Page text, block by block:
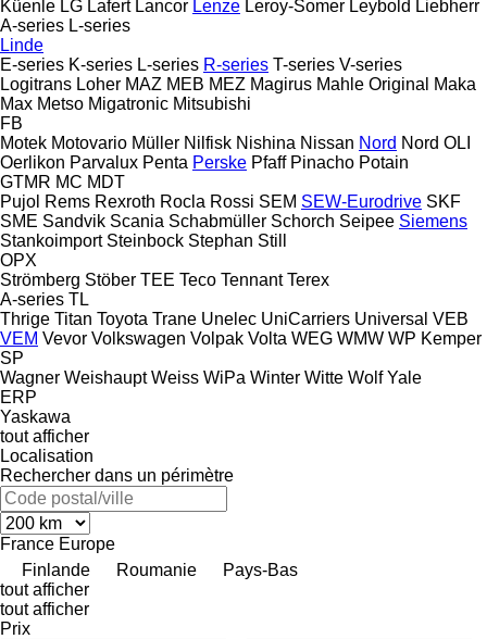
Küenle LG Lafert Lancor Lenze Leroy-Somer Leybold Liebherr
A-series L-series
Linde
E-series K-series L-series R-series T-series V-series
Logitrans Loher MAZ MEB MEZ Magirus Mahle Original
Maka
Max Metso Migatronic Mitsubishi
FB
Motek Motovario Müller Nilfisk Nishina Nissan Nord Nord OLI
Oerlikon Parvalux Penta Perske Pfaff Pinacho Potain
GTMR MC MDT
Pujol Rems Rexroth Rocla Rossi SEM SEW-Eurodrive SKF
SME Sandvik Scania Schabmüller Schorch Seipee Siemens
Stankoimport Steinbock Stephan Still
OPX
Strömberg Stöber TEE Teco Tennant Terex
A-series TL
Thrige Titan Toyota Trane Unelec UniCarriers Universal VEB
VEM Vevor Volkswagen Volpak Volta WEG WMW WP Kemper
SP
Wagner Weishaupt Weiss WiPa Winter Witte Wolf Yale
ERP
Yaskawa
tout afficher
Localisation
Rechercher dans un périmètre
France Europe
Finlande
Roumanie
Pays-Bas
tout afficher
tout afficher
Prix